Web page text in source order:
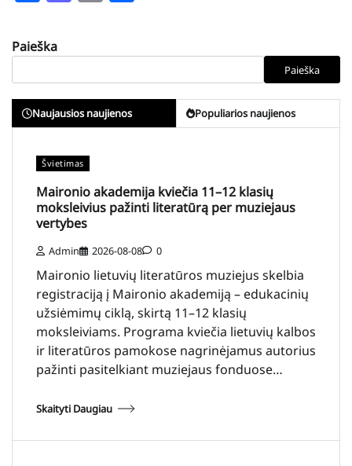
Paieška
Paieška
Naujausios naujienos Populiarios naujienos
Švietimas
Maironio akademija kviečia 11–12 klasių
moksleivius pažinti literatūrą per muziejaus
vertybes
Admin 2026-08-08 0
Maironio lietuvių literatūros muziejus skelbia
registraciją į Maironio akademiją – edukacinių
užsiėmimų ciklą, skirtą 11–12 klasių
moksleiviams. Programa kviečia lietuvių kalbos
ir literatūros pamokose nagrinėjamus autorius
pažinti pasitelkiant muziejaus fonduose…
Skaityti Daugiau